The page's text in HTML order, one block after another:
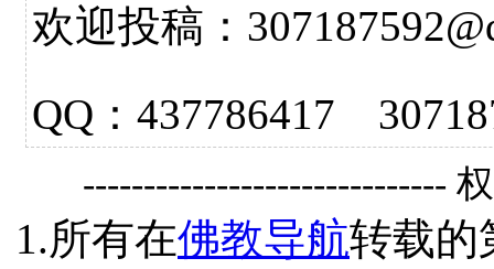
欢迎投稿：
QQ：437786417
------------------------------
1.所有在佛教导航转载的